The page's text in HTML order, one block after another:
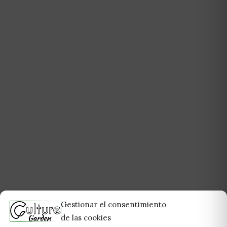
Gestionar el consentimiento
de las cookies